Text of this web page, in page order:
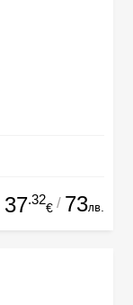
37.32
€ / 73лв.